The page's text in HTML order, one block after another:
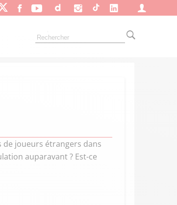
joueurs étrangers dans
auparavant ? Est-ce